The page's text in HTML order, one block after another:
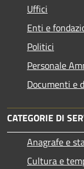
Uffici
Enti e
Politici
Personale
Documenti e
CATEGORIE DI
Anagrafe e
Cultura e